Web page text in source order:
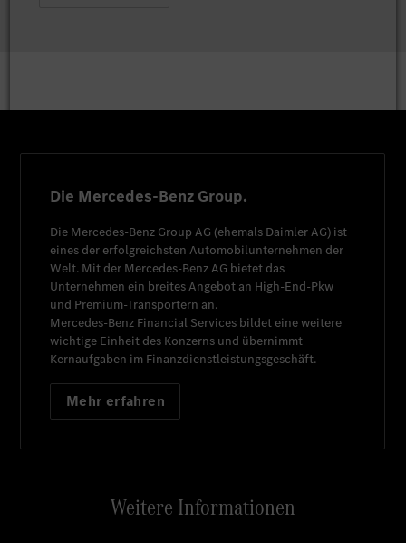
Die Mercedes-Benz Group.
Die Mercedes-Benz Group AG (ehemals Daimler AG) ist
eines der erfolgreichsten Automobilunternehmen der
Welt. Mit der Mercedes-Benz AG bietet das
Unternehmen ein breites Angebot an High-End-Pkw
und Premium-Transportern an.
Mercedes-Benz Financial Services bildet eine weitere
wichtige Einheit des Konzerns und übernimmt
Kernaufgaben im Finanzdienstleistungsgeschäft.
Mehr erfahren
Weitere Informationen